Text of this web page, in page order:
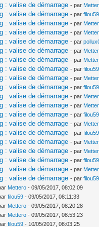
: valise de démarrage - par
: valise de démarrage - parfilou59
: valise de démarrage - par
: valise de démarrage - par
: valise de démarrage - par
: valise de démarrage - par
: valise de démarrage - par
: valise de démarrage - parfilou59
: valise de démarrage - par
: valise de démarrage - parfilou59
: valise de démarrage - par
: valise de démarrage - par
: valise de démarrage - parfilou59
: valise de démarrage - par
: valise de démarrage - parfilou59
: valise de démarrage - par
: valise de démarrage - par
: valise de démarrage - parfilou59
: valise de démarrage - par
: valise de démarrage - parfilou59
Mettero - 09/05/2017, 08:02:09
filou59 - 09/05/2017, 08:11:33
Mettero - 09/05/2017, 08:20:28
Mettero - 09/05/2017, 08:53:23
filou59 - 10/05/2017, 08:03:25